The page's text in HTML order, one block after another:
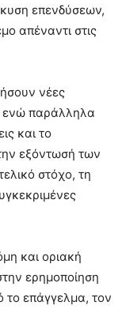
επενδύσεων,
απέναντι στις
νέες
ενώ παράλληλα
και το
εξόντωσή των
στόχο, τη
και οριακή
ερημοποίηση
το επάγγελμα, τον